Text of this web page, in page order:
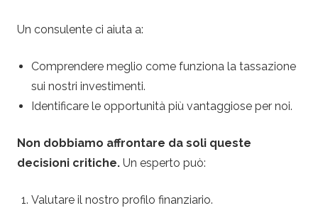
Un consulente ci aiuta a:
Comprendere meglio come funziona la tassazione
sui nostri investimenti.
Identificare le opportunità più vantaggiose per noi.
Non dobbiamo affrontare da soli queste
decisioni critiche. Un esperto può:
Valutare il nostro profilo finanziario.